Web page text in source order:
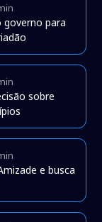
para
sobre
e busca